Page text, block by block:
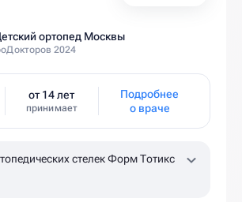
ортопед Москвы
2024
от 14 лет
принимает
Подробнее
о враче
стелек Форм Тотикс